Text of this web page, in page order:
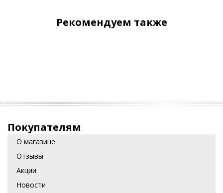
Рекомендуем также
Покупателям
О магазине
Отзывы
Акции
Новости